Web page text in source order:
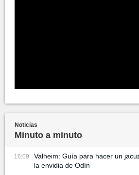
Noticias
Minuto a minuto
16:09
Valheim: Guía para hacer un
la envidia de Odín